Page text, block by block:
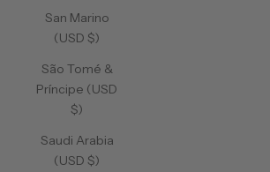
San Marino
(USD $)
São Tomé &
Príncipe (USD
$)
Saudi Arabia
(USD $)